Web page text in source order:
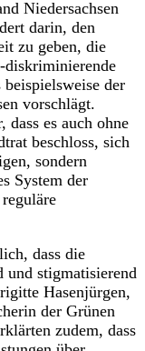
Niedersachsen
darin, den
zu geben, die
diskriminierende
der
vorschlägt.
es auch ohne
beschloss, sich
sondern
System der
dass die
und stigmatisierend
Hasenjürgen,
der Grünen
zudem, dass